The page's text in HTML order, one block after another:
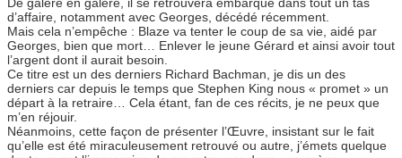
De galère en galère, il se retrouvera embarqué dans tout un tas
d’affaire, notamment avec Georges, décédé récemment.
Mais cela n’empêche : Blaze va tenter le coup de sa vie, aidé par
Georges, bien que mort… Enlever le jeune Gérard et ainsi avoir tout
l’argent dont il aurait besoin.
Ce titre est un des derniers Richard Bachman, je dis un des
derniers car depuis le temps que Stephen King nous « promet » un
départ à la retraire… Cela étant, fan de ces récits, je ne peux que
m’en réjouir.
Néanmoins, cette façon de présenter l’Œuvre, insistant sur le fait
qu’elle est été miraculeusement retrouvé ou autre, j’émets quelque